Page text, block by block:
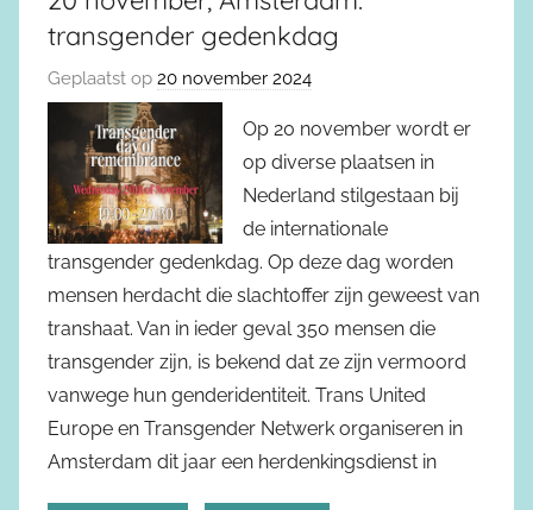
transgender gedenkdag
Geplaatst op 20 november 2024
Op 20 november wordt er
op diverse plaatsen in
Nederland stilgestaan bij
de internationale
transgender gedenkdag. Op deze dag worden
mensen herdacht die slachtoffer zijn geweest van
transhaat. Van in ieder geval 350 mensen die
transgender zijn, is bekend dat ze zijn vermoord
vanwege hun genderidentiteit. Trans United
Europe en Transgender Netwerk organiseren in
Amsterdam dit jaar een herdenkingsdienst in